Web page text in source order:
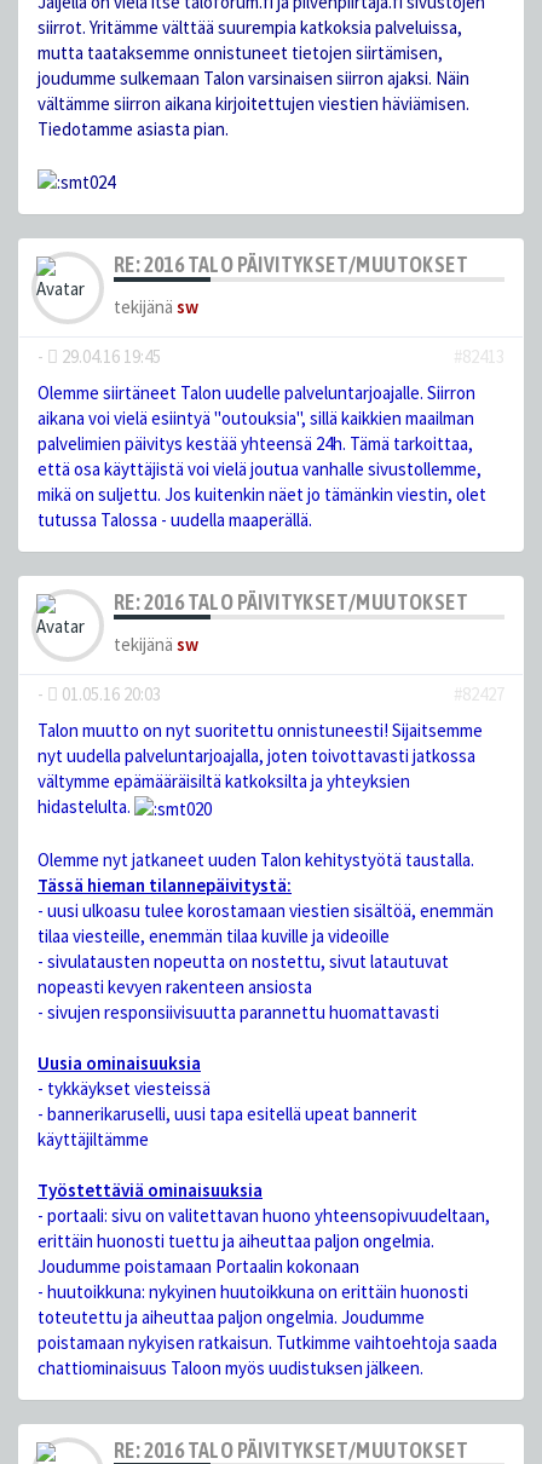
siirrot. Yritämme välttää suurempia katkoksia palveluissa,
mutta taataksemme onnistuneet tietojen siirtämisen,
joudumme sulkemaan Talon varsinaisen siirron ajaksi. Näin
vältämme siirron aikana kirjoitettujen viestien häviämisen.
Tiedotamme asiasta pian.
RE: 2016 TALO PÄIVITYKSET/MUUTOKSET
tekijänä sw
- 29.04.16 19:45
#82413
Olemme siirtäneet Talon uudelle palveluntarjoajalle. Siirron
aikana voi vielä esiintyä "outouksia", sillä kaikkien maailman
palvelimien päivitys kestää yhteensä 24h. Tämä tarkoittaa,
että osa käyttäjistä voi vielä joutua vanhalle sivustollemme,
mikä on suljettu. Jos kuitenkin näet jo tämänkin viestin, olet
tutussa Talossa - uudella maaperällä.
RE: 2016 TALO PÄIVITYKSET/MUUTOKSET
tekijänä sw
- 01.05.16 20:03
#82427
Talon muutto on nyt suoritettu onnistuneesti! Sijaitsemme
nyt uudella palveluntarjoajalla, joten toivottavasti jatkossa
vältymme epämääräisiltä katkoksilta ja yhteyksien
hidastelulta.
Olemme nyt jatkaneet uuden Talon kehitystyötä taustalla.
Tässä hieman tilannepäivitystä:
- uusi ulkoasu tulee korostamaan viestien sisältöä, enemmän
tilaa viesteille, enemmän tilaa kuville ja videoille
- sivulatausten nopeutta on nostettu, sivut latautuvat
nopeasti kevyen rakenteen ansiosta
- sivujen responsiivisuutta parannettu huomattavasti
Uusia ominaisuuksia
- tykkäykset viesteissä
- bannerikaruselli, uusi tapa esitellä upeat bannerit
käyttäjiltämme
Työstettäviä ominaisuuksia
- portaali: sivu on valitettavan huono yhteensopivuudeltaan,
erittäin huonosti tuettu ja aiheuttaa paljon ongelmia.
Joudumme poistamaan Portaalin kokonaan
- huutoikkuna: nykyinen huutoikkuna on erittäin huonosti
toteutettu ja aiheuttaa paljon ongelmia. Joudumme
poistamaan nykyisen ratkaisun. Tutkimme vaihtoehtoja saada
chattiominaisuus Taloon myös uudistuksen jälkeen.
RE: 2016 TALO PÄIVITYKSET/MUUTOKSET